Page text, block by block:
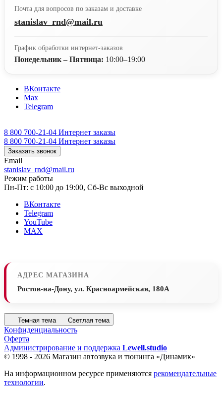
Почта для вопросов по заказам и доставке
stanislav_rnd@mail.ru
График обработки интернет-заказов
Понедельник – Пятница: 10:00–19:00
ВКонтакте
Max
Telegram
8 800 700-21-04 Интернет заказы
8 800 700-21-04 Интернет заказы
Заказать звонок
Email
stanislav_rnd@mail.ru
Режим работы
Пн-Пт: с 10:00 до 19:00, Сб-Вс выходной
ВКонтакте
Telegram
YouTube
MAX
АДРЕС МАГАЗИНА
Ростов-на-Дону, ул. Красноармейская, 180А
Темная тема Светлая тема
Конфиденциальность
Оферта
Администрирование и поддержка Lewell.studio
© 1998 - 2026 Магазин автозвука и тюнинга «Динамик»
На информационном ресурсе применяются рекомендательные
технологии.